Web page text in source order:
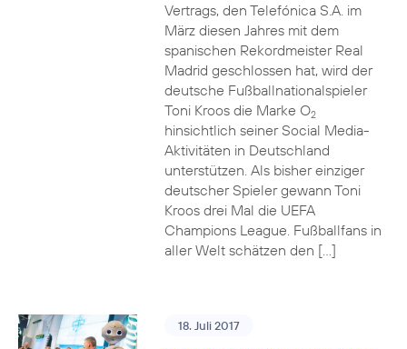
Vertrags, den Telefónica S.A. im
März diesen Jahres mit dem
spanischen Rekordmeister Real
Madrid geschlossen hat, wird der
deutsche Fußballnationalspieler
Toni Kroos die Marke O2
hinsichtlich seiner Social Media-
Aktivitäten in Deutschland
unterstützen. Als bisher einziger
deutscher Spieler gewann Toni
Kroos drei Mal die UEFA
Champions League. Fußballfans in
aller Welt schätzen den […]
18. Juli 2017